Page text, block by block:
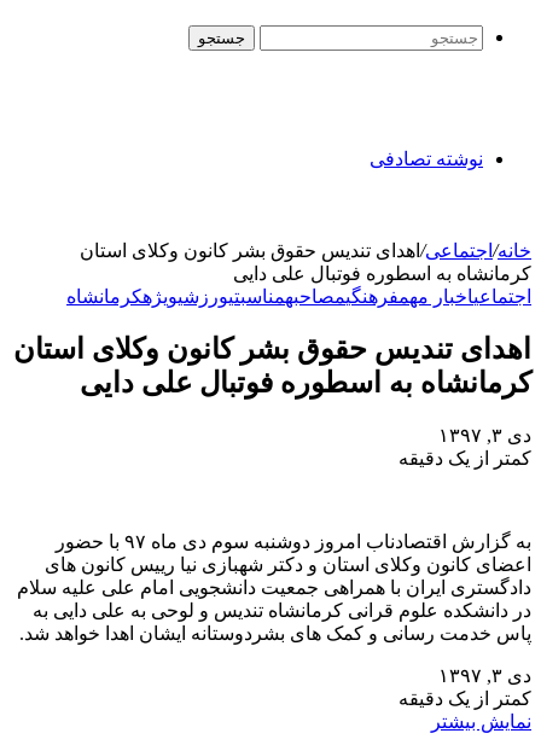
جستجو
نوشته تصادفی
خانه/ اجتماعی/ اهدای تندیس حقوق بشر کانون وکلای استان
کرمانشاه به اسطوره فوتبال علی دایی
اجتماعیاخبار مهمفرهنگیمصاحبهمناسبتیورزشیویژهکرمانشاه
اهدای تندیس حقوق بشر کانون وکلای استان
کرمانشاه به اسطوره فوتبال علی دایی
دی ۳, ۱۳۹۷
کمتر از یک دقیقه
به گزارش اقتصادناب امروز دوشنبه سوم دی ماه ۹۷ با حضور
اعضای کانون وکلای استان و دکتر شهبازی نیا رییس کانون های
دادگستری ایران با همراهی جمعیت دانشجویی امام علی علیه سلام
در دانشکده علوم قرانی کرمانشاه تندیس و لوحی به علی دایی به
پاس خدمت رسانی و کمک های بشردوستانه ایشان اهدا خواهد شد.
دی ۳, ۱۳۹۷
کمتر از یک دقیقه
نمایش بیشتر